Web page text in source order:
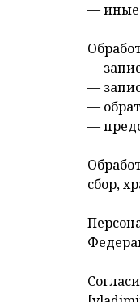
— иные
—
—
—
—
сбор,